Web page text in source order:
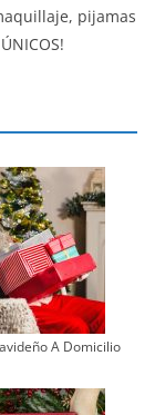
pijamas
A Domicilio